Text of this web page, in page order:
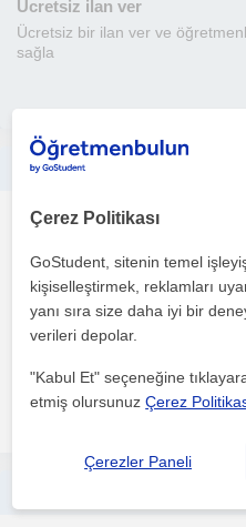
Ücretsiz ilan ver
Ücretsiz bir ilan ver ve
sağla
Basketbol
farkli kuluplerde cesitli
ve oyuncunun kendisinin istegi
daha fazlasını gör
Çerez Politikası
GoStudent, sitenin temel
kişiselleştirmek, reklamları
yanı sıra size daha iyi bir
verileri depolar.
"Kabul Et" seçeneğine
etmiş olursunuzÇerez
Çerezler Paneli